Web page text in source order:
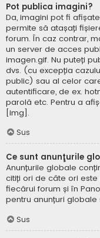
Pot publica imagini?
Da, imagini pot fi
permite să atașați
forum. În caz contrar,
un server de acces
imagen.gif. Nu puteți
dvs. (cu excepția
public) sau al celor
autentificare, de ex.
parolă etc. Pentru a
[img].
Sus
Ce sunt anunţurile
Anunțurile globale
citiți ori de câte ori
fiecărui forum și în
pentru anunțuri
Sus